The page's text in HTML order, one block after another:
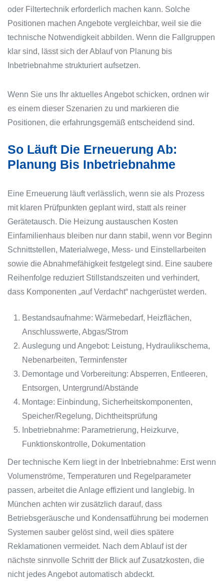
oder Filtertechnik erforderlich machen kann. Solche
Positionen machen Angebote vergleichbar, weil sie die
technische Notwendigkeit abbilden. Wenn die Fallgruppen
klar sind, lässt sich der Ablauf von Planung bis
Inbetriebnahme strukturiert aufsetzen.
Wenn Sie uns Ihr aktuelles Angebot schicken, ordnen wir
es einem dieser Szenarien zu und markieren die
Positionen, die erfahrungsgemäß entscheidend sind.
So Läuft Die Erneuerung Ab:
Planung Bis Inbetriebnahme
Eine Erneuerung läuft verlässlich, wenn sie als Prozess
mit klaren Prüfpunkten geplant wird, statt als reiner
Gerätetausch. Die Heizung austauschen Kosten
Einfamilienhaus bleiben nur dann stabil, wenn vor Beginn
Schnittstellen, Materialwege, Mess- und Einstellarbeiten
sowie die Abnahmefähigkeit festgelegt sind. Eine saubere
Reihenfolge reduziert Stillstandszeiten und verhindert,
dass Komponenten „auf Verdacht“ nachgerüstet werden.
Bestandsaufnahme: Wärmebedarf, Heizflächen,
Anschlusswerte, Abgas/Strom
Auslegung und Angebot: Leistung, Hydraulikschema,
Nebenarbeiten, Terminfenster
Demontage und Vorbereitung: Absperren, Entleeren,
Entsorgen, Untergrund/Abstände
Montage: Einbindung, Sicherheitskomponenten,
Speicher/Regelung, Dichtheitsprüfung
Inbetriebnahme: Parametrierung, Heizkurve,
Funktionskontrolle, Dokumentation
Der technische Kern liegt in der Inbetriebnahme: Erst wenn
Volumenströme, Temperaturen und Regelparameter
passen, arbeitet die Anlage effizient und langlebig. In
München achten wir zusätzlich darauf, dass
Betriebsgeräusche und Kondensatführung bei modernen
Systemen sauber gelöst sind, weil dies spätere
Reklamationen vermeidet. Nach dem Ablauf ist der
nächste sinnvolle Schritt der Blick auf Zusatzkosten, die
nicht jedes Angebot automatisch abdeckt.